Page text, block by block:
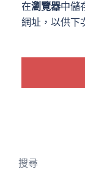
在瀏覽器中儲
網址，以供下
搜尋